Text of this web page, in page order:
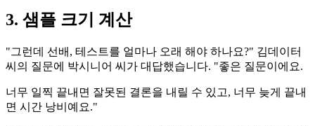
3. 샘플 크기 계산
"그런데 선배, 테스트를 얼마나 오래 해야 하나요?" 김데이터
씨의 질문에 박시니어 씨가 대답했습니다. "좋은 질문이에요.
너무 일찍 끝내면 잘못된 결론을 내릴 수 있고, 너무 늦게 끝내
면 시간 낭비예요."